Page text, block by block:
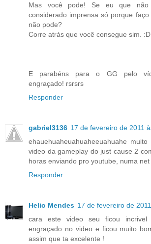
Mas você pode! Se eu que não
considerado imprensa só porque
não pode?
Corre atrás que você consegue sim. :D
E parabéns para o GG pelo
engraçado! rsrsrs
Responder
gabriel3136 17 de fevereiro de 2011
ehauehuaheuahuaheeuahuahe
video da gameplay do just cause 2
horas enviando pro youtube, numa
Responder
Helio Mendes 17 de fevereiro de
cara este video seu ficou
engraçado no video e ficou muito
assim que ta excelente !